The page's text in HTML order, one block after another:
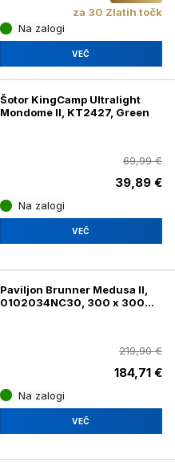
za 30 Zlatih točk
Na zalogi
VEČ
Šotor KingCamp Ultralight
Mondome II, KT2427, Green
69,99 €
39,89 €
Na zalogi
VEČ
Paviljon Brunner Medusa II,
0102034NC30, 300 x 300
219,90 €
184,71 €
Na zalogi
VEČ